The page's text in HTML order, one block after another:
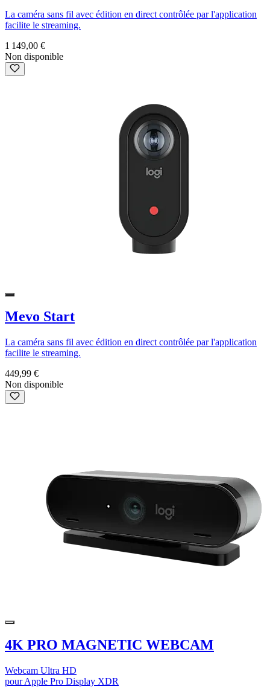
La caméra sans fil avec édition en direct contrôlée par l'application
facilite le streaming.
1 149,00 €
Non disponible
Mevo Start
La caméra sans fil avec édition en direct contrôlée par l'application
facilite le streaming.
449,99 €
Non disponible
4K PRO MAGNETIC WEBCAM
Webcam Ultra HD
pour Apple Pro Display XDR